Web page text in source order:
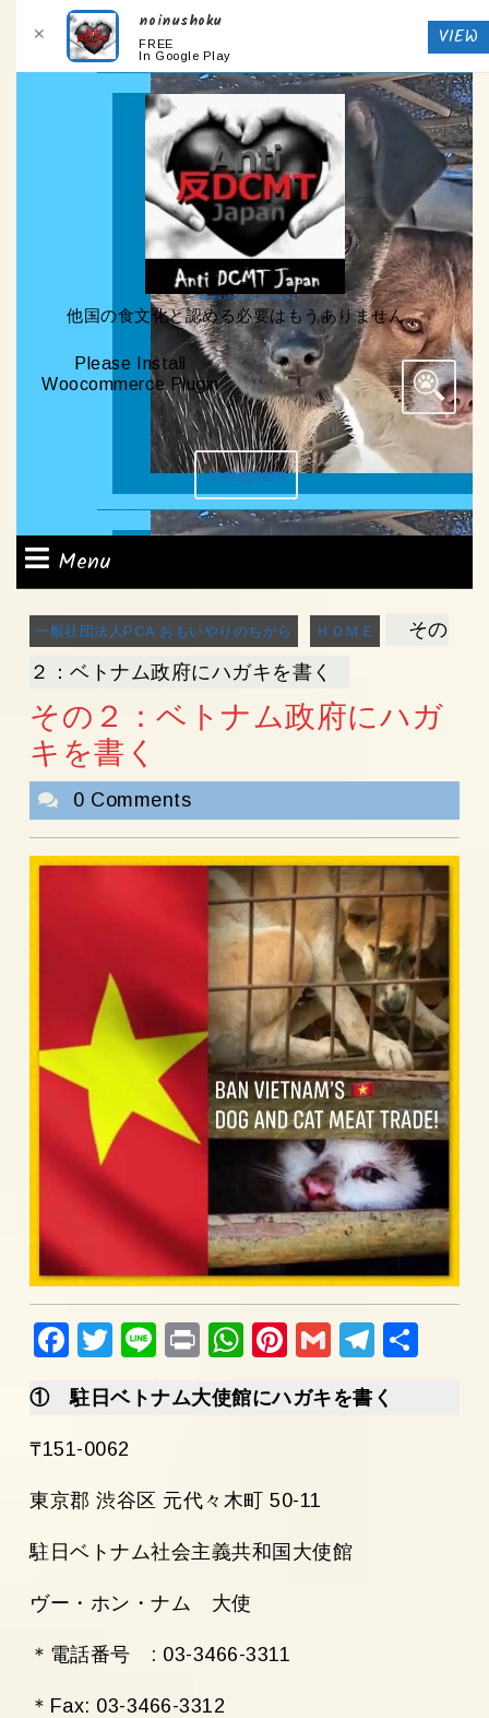
一般社団法人PCA おもいやりのちから
他国の食文化と認める必要はもうありません
Please Install
Woocommerce Plugin
Search
for:
InstagramGet
Appointment
Menu
一般社団法人PCA おもいやりのちから ＨＯＭＥ
その
２：ベトナム政府にハガキを書く
その２：ベトナム政府にハガ
キを書く
0 Comments
Fac
ok
Twi
Lin
Pri
Wh
Ap
Pin
est
Gm
Tel
am
① 駐日ベトナム大使館にハガキを書く
₸151-0062
東京郡 渋谷区 元代々木町 50-11
駐日ベトナム社会主義共和国大使館
ヴー・ホン・ナム 大使
＊電話番号 : 03-3466-3311
＊Fax: 03-3466-3312
✕
noinushoku
FREE
In Google Play
VIEW